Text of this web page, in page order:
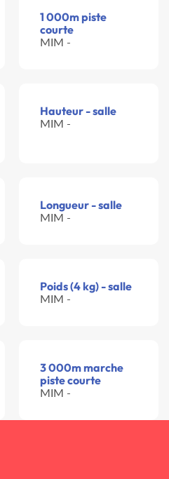
1 000m piste
courte
MIM -
Hauteur - salle
MIM -
Longueur - salle
MIM -
Poids (4 kg) - salle
MIM -
3 000m marche
piste courte
MIM -